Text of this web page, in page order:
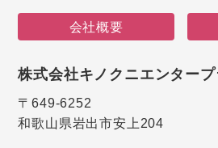
会社概要
株式会社キノクニエンター
〒649-6252
和歌山県岩出市安上204